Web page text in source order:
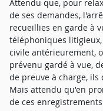
Attendu que, pour
de ses demandes,
recueillies en garde à
téléphoniques
civile antérieurement,
prévenu gardé à vue,
de preuve à charge,
Mais attendu qu'en
de ces